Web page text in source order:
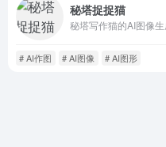
秘塔捉捉猫
秘塔写作猫的AI图像
# AI作图 # AI图像 # AI图形